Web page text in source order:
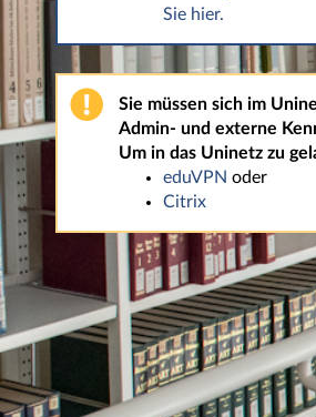
Sie hier.
Sie müssen sich im
Admin- und externe
Um in das Uninetz zu
eduVPN oder
Citrix